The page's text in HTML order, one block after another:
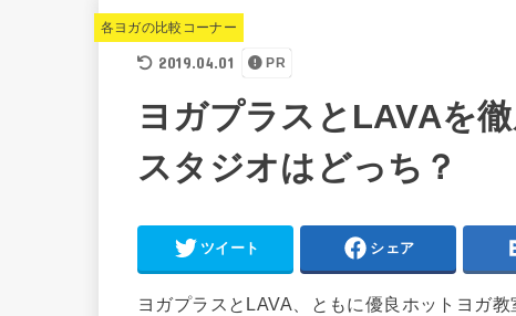
各ヨガの比較コーナー
2019.04.01 PR
ヨガプラスとLAVAを
スタジオはどっち？
ツイート シェア
ヨガプラスとLAVA、ともに優良ホットヨガ